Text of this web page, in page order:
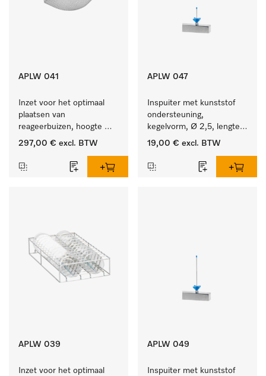
APLW 041
Inzet voor het optimaal
plaatsen van
reageerbuizen, hoogte
130 mm.
297,00 € excl. BTW
APLW 047
Inspuiter met kunststof
ondersteuning,
kegelvorm, Ø 2,5, lengte
50 mm.
19,00 € excl. BTW
APLW 039
Inzet voor het optimaal
APLW 049
Inspuiter met kunststof